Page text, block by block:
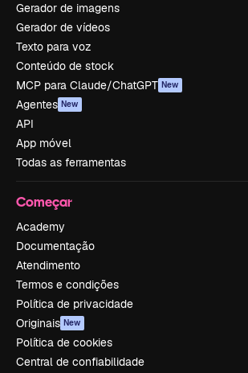
Gerador de imagens
Gerador de vídeos
Texto para voz
Conteúdo de stock
MCP para Claude/ChatGPT New
Agentes New
API
App móvel
Todas as ferramentas
Começar
Academy
Documentação
Atendimento
Termos e condições
Política de privacidade
Originais New
Política de cookies
Central de confiabilidade